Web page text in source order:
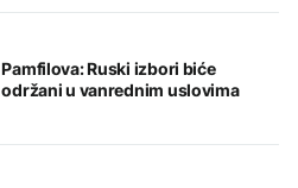
Pamfilova: Ruski izbori biće
održani u vanrednim uslovima